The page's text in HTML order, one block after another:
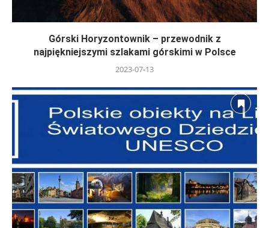
Górski Horyzontownik – przewodnik z
najpiękniejszymi szlakami górskimi w Polsce
2023-07-13